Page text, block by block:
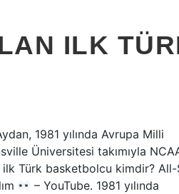
ILK
1981 yılında Avrupa Milli
Üniversitesi takımıyla
ilk Türk basketbolcu kimdir?
– YouTube. 1981 yılında